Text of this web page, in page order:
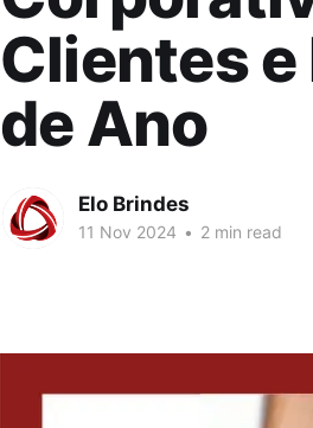
Clientes e
de Ano
Elo Brindes
11 Nov 2024 • 2 min read